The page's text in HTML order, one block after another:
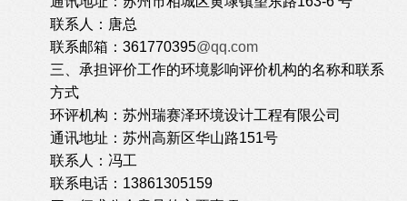
联系人：唐总
联系邮箱：361770395@qq.com
三、承担评价工作的环境影响评价机构的名称和联系
方式
环评机构：苏州瑞赛泽环境设计工程有限公司
通讯地址：苏州高新区华山路151号
联系人：冯工
联系电话：13861305159